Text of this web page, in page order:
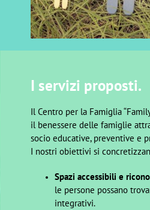
I servizi proposti.
Il Centro per la Famiglia
il benessere delle famiglie
socio educative, preventive e
I nostri obiettivi si
Spazi accessibili e
le persone possano
integrativi.